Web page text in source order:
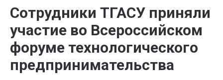
Сотрудники ТГАСУ приняли
участие во Всероссийском
форуме технологического
предпринимательства